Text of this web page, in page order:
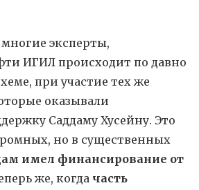
эксперты,
ИГИЛ происходит по давно
при участие тех же
оказывали
Саддаму Хусейну. Это
но в существенных
имел финансирование от
же, когда часть